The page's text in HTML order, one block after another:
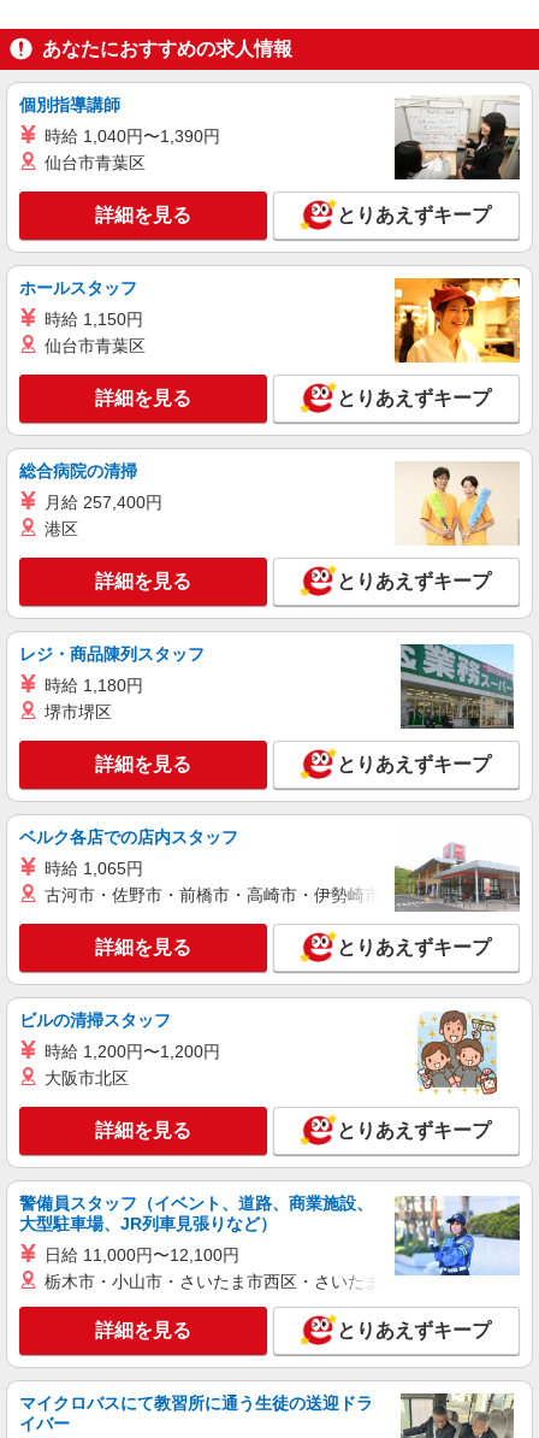
270,000円〜 ★固定残業手当：30,800円（月給に
含む） ※経験・能力考慮 ※固定残業時間は1ヶ月
3万円まで交通費支給 ※試用期間（2〜3ヶ月）も
制手当／住宅手当（実家外かつ賃貸の場合のみ別
途支給）※試用期間明けから支給／特別手当 ※手
当の種類はエリアにより異なります。詳細は面接
時にお尋ねください。 ＼入社３大特典キャンペー
ン実施中！／※詳細は備考欄にて
≪八重洲店≫ 東京都中央区八重洲2-1 八重洲
地下街中1号 ■各線「東京駅」より徒歩2分
詳細を見る
アルバイト パート
LOUNIE（ルーニィ） 銀座店
アパレル販売スタッフ
時給1250円〜＋交通費支給（月2万円迄）
≪LOUNIE 銀座店≫ 東京都中央区銀座8-8-5
陽栄銀座ビル1F ■JR/東京メトロ「新橋」駅、東京
キープ 詳細を見る
Stola.（ストラ）西銀座店
【店長候補募集】接客・販売・お店作り〜マネ
未経験：月給243,800円〜400,000円 経験者
（店長候補）：月給300,000円〜 ※試用期間中は
270,000円〜 ★固定残業手当：30,800円（月給に
含む） ※経験・能力考慮 ※固定残業時間は1ヶ月
あたり20時間、超過時は追加で残業手当支給 ※月
3万円まで交通費支給 ※試用期間（2〜3ヶ月）も
同条件 【手当】固定残業手当／資格手当／店舗職
制手当／住宅手当（実家外かつ賃貸の場合のみ別
途支給）※試用期間明けから支給／特別手当 ※手
当の種類はエリアにより異なります。詳細は面接
≪西銀座店≫ 東京都中央区銀座4-1 西銀座1F
キープ 詳細を見る
アルバイト パート
Stola.（ストラ） 西銀座店
時給1250円〜＋交通費支給（月2万円迄）
≪Stola.西銀座店≫ 東京都中央区銀座4-1 西銀
座1F ■JR「有楽町駅」銀座口より徒歩3分、東京
メトロ「銀座駅」C5・C7出口直結
キープ 詳細を見る
LOUNIE（ルーニィ）銀座店
【店長候補募集】接客・販売・お店作り〜マネ
ジメントまでお任せします◎
未経験：月給243,800円〜400,000円 経験者
（店長候補）：月給300,000円〜 ※試用期間中は
270,000円〜 ★固定残業手当：30,800円（月給に
あたり20時間、超過時は追加で残業手当支給 ※月
3万円まで交通費支給 ※試用期間（2〜3ヶ月）も
同条件 【手当】固定残業手当／資格手当／店舗職
制手当／住宅手当（実家外かつ賃貸の場合のみ別
途支給）※試用期間明けから支給／特別手当 ※手
当の種類はエリアにより異なります。詳細は面接
≪銀座店≫ 東京都中央区銀座8-8-5陽栄銀座ビ
キープ 詳細を見る
正社員
Stola.（ストラ） 八重洲地下街店
未経験歓迎のアパレル販売スタッフ
未経験：月給243,800円〜400,000円 経験者
（店長候補）：月給300,000円〜 ※試用期間中は
270,000円〜 ★固定残業手当：30,800円（月給に
含む） ※経験・能力考慮 ※固定残業時間は1ヶ月
あたり20時間、超過時は追加で残業手当支給 ※月
3万円まで交通費支給 ※試用期間（2〜3ヶ月）も
≪八重洲地下街店≫ 東京都中央区八重洲2-1八
重洲地下街 中1号 ■各線「東京駅」より徒歩3分
キープ 詳細を見る
あなたにおすすめの求人情報
個別指導講師
時給 1,040円〜1,390円
仙台市青葉区
詳細を見る とりあえずキープ
ホールスタッフ
時給 1,150円
仙台市青葉区
詳細を見る とりあえずキープ
総合病院の清掃
月給 257,400円
港区
詳細を見る とりあえずキープ
レジ・商品陳列スタッフ
時給 1,180円
堺市堺区
詳細を見る とりあえずキープ
ベルク各店での店内スタッフ
時給 1,065円
古河市・佐野市・前橋市・高崎市・伊勢崎市・太田市・館林市
詳細を見る とりあえずキープ
ビルの清掃スタッフ
時給 1,200円〜1,200円
大阪市北区
詳細を見る とりあえずキープ
警備員スタッフ（イベント、道路、商業施設、
大型駐車場、JR列車見張りなど）
日給 11,000円〜12,100円
栃木市・小山市・さいたま市西区・さいたま市岩槻区・久喜市・
詳細を見る とりあえずキープ
マイクロバスにて教習所に通う生徒の送迎ドラ
イバー